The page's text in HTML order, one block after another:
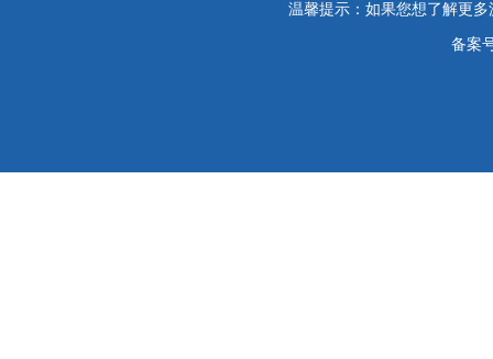
温馨提示：如果您想了解更
备案